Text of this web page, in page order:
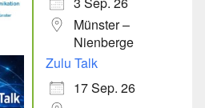
Münster –
Nienberge
Zulu Talk
17 Sep. 26